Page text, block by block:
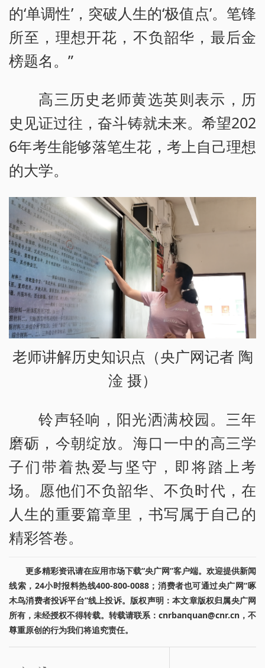
的‘单调性’，突破人生的‘极值点’。笔锋
所至，理想开花，不负韶华，最后金
榜题名。”
高三历史老师黄选英则表示，历
史见证过往，奋斗铸就未来。希望202
6年考生能够落笔生花，考上自己理想
的大学。
老师讲解历史知识点（央广网记者 陶
淦 摄）
铃声轻响，阳光洒满校园。三年
磨砺，今朝绽放。海口一中的高三学
子们带着热爱与坚守，即将踏上考
场。愿他们不负韶华、不负时代，在
人生的重要篇章里，书写属于自己的
精彩答卷。
更多精彩资讯请在应用市场下载“央广网”客户端。欢迎提供新闻
线索，24小时报料热线400-800-0088；消费者也可通过央广网“啄
木鸟消费者投诉平台”线上投诉。版权声明：本文章版权归属央广网
所有，未经授权不得转载。转载请联系：cnrbanquan@cnr.cn，不
尊重原创的行为我们将追究责任。